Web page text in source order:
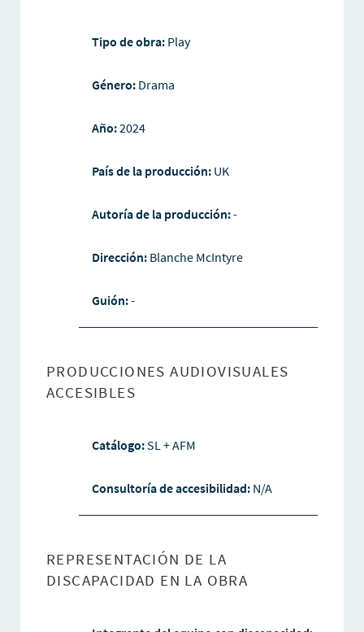
Tipo de obra:Play
Género:Drama
Año:2024
País de la producción: UK
Autoría de la producción:-
Dirección: Blanche McIntyre
Guión:-
PRODUCCIONES AUDIOVISUALES
ACCESIBLES
Catálogo:SL + AFM
Consultoría de accesibilidad: N/A
REPRESENTACIÓN DE LA
DISCAPACIDAD EN LA OBRA